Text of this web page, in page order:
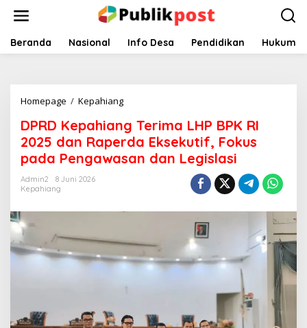
Beranda Nasional Info Desa Pendidikan Hukum
Homepage / KepahiangDPRD
Terima
LHP
BPK
RI
Eksekutif,
Pengawasan
dan
Legislasi
DPRD Kepahiang Terima LHP BPK RI
2025 dan Raperda Eksekutif, Fokus
pada Pengawasan dan Legislasi
Admin2
8 Juni 2026
Kepahiang